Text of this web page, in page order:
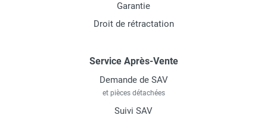
Garantie
Droit de rétractation
Service Après-Vente
Demande de SAV
et pièces détachées
Suivi SAV